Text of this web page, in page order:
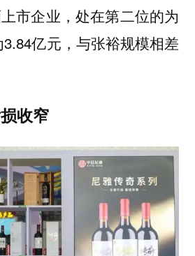
市企业，处在第二位的为
亿元，与张裕规模相差
收窄